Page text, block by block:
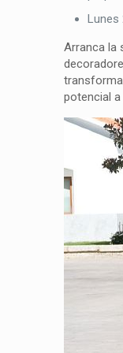
Lunes
Arranca la
potencial